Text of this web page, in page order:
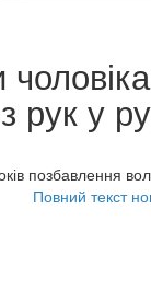
рук у
позбавлення
Повний текст